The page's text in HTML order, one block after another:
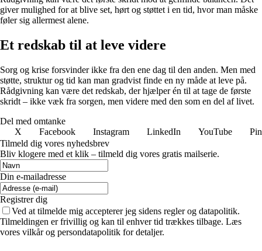
giver mulighed for at blive set, hørt og støttet i en tid, hvor man måske
føler sig allermest alene.
Et redskab til at leve videre
Sorg og krise forsvinder ikke fra den ene dag til den anden. Men med
støtte, struktur og tid kan man gradvist finde en ny måde at leve på.
Rådgivning kan være det redskab, der hjælper én til at tage de første
skridt – ikke væk fra sorgen, men videre med den som en del af livet.
Del med omtanke
X
Facebook Instagram LinkedIn YouTube
Tilmeld dig vores nyhedsbrev
Bliv klogere med et klik – tilmeld dig vores gratis mailserie.
Din e-mailadresse
Registrer dig
Ved at tilmelde mig accepterer jeg sidens regler og datapolitik.
Tilmeldingen er frivillig og kan til enhver tid trækkes tilbage. Læs
vores vilkår og persondatapolitik for detaljer.